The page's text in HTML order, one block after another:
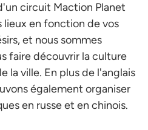
circuit Maction Planet
lieux en fonction de vos
et nous sommes
faire découvrir la culture
la ville. En plus de l'anglais
également organiser
en russe et en chinois.